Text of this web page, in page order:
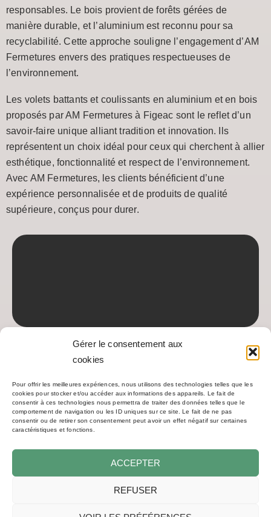
Gérer le consentement aux
cookies
Pour offrir les meilleures expériences, nous utilisons des technologies telles que les
cookies pour stocker et/ou accéder aux informations des appareils. Le fait de
consentir à ces technologies nous permettra de traiter des données telles que le
comportement de navigation ou les ID uniques sur ce site. Le fait de ne pas
consentir ou de retirer son consentement peut avoir un effet négatif sur certaines
caractéristiques et fonctions.
ACCEPTER
REFUSER
responsables. Le bois provient de forêts gérées de
manière durable, et l’aluminium est reconnu pour sa
recyclabilité. Cette approche souligne l’engagement d’AM
Fermetures envers des pratiques respectueuses de
l’environnement.
Les volets battants et coulissants en aluminium et en bois
proposés par AM Fermetures à Figeac sont le reflet d’un
savoir-faire unique alliant tradition et innovation. Ils
représentent un choix idéal pour ceux qui cherchent à allier
esthétique, fonctionnalité et respect de l’environnement.
Avec AM Fermetures, les clients bénéficient d’une
expérience personnalisée et de produits de qualité
supérieure, conçus pour durer.
Donnez votre avis :
À propos
Demande de devis
Zones desservies